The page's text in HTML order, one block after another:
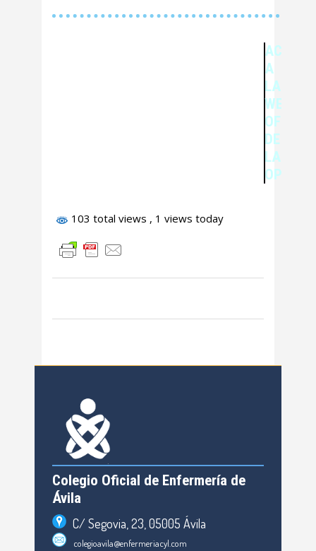
ACCESO
A
LA
WEB
OFICIAL
DE
LA
103 total views , 1 views today
Colegio Oficial de Enfermería de
Ávila
C/ Segovia, 23, 05005 Ávila
colegioavila@enfermeriacyl.com